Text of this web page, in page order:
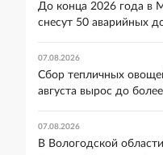
До конца 2026 года в
снесут 50 аварийных
07.08.2026
Сбор тепличных
августа вырос до
07.08.2026
В Вологодской области